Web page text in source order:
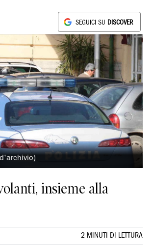
SEGUICI SU DISCOVER
insieme alla
2 MINUTI DI LETTURA